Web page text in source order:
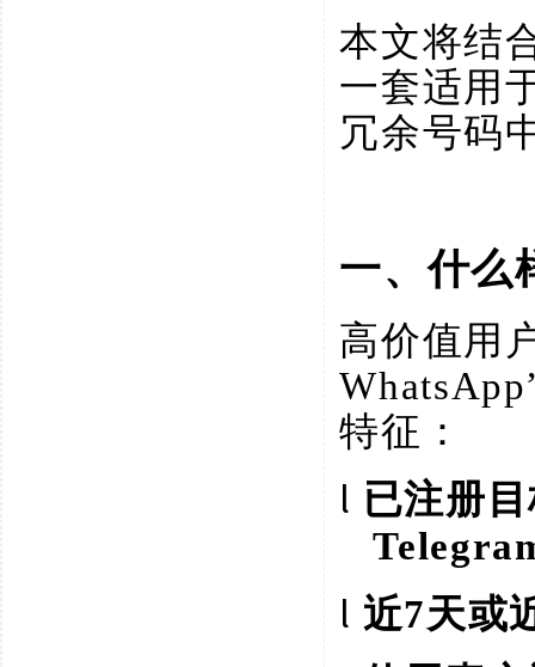
本文将结
一套适用
冗余号码
一、什么
高价值用
特征：
l 已注册
l 近7天或